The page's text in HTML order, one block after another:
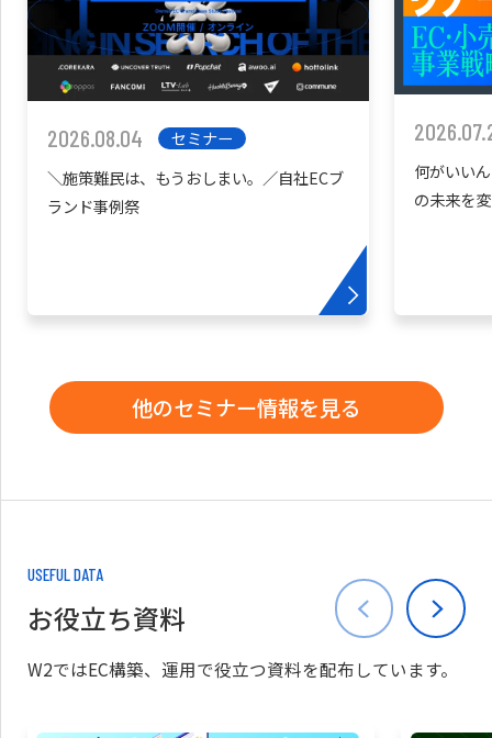
2026.08.04
セミナー
＼施策難民は、もうおしまい。／自社ECブ
ランド事例祭
何がいい
の未来を
他のセミナー情報を見る
USEFUL DATA
お役立ち資料
W2ではEC構築、運用で役立つ資料を配布しています。